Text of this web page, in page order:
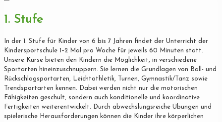
1. Stufe
In der 1. Stufe für Kinder von 6 bis 7 Jahren findet der Unterricht der
Kindersportschule 1–2 Mal pro Woche für jeweils 60 Minuten statt.
Unsere Kurse bieten den Kindern die Möglichkeit, in verschiedene
Sportarten hineinzuschnuppern. Sie lernen die Grundlagen von Ball- und
Rückschlagsportarten, Leichtathletik, Turnen, Gymnastik/Tanz sowie
Trendsportarten kennen. Dabei werden nicht nur die motorischen
Fähigkeiten geschult, sondern auch konditionelle und koordinative
Fertigkeiten weiterentwickelt. Durch abwechslungsreiche Übungen und
spielerische Herausforderungen können die Kinder ihre körperlichen